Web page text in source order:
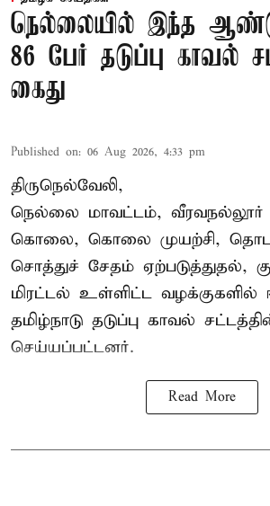
நெல்லையில் இந்த
86 பேர் தடுப்பு காவல்
கைது
Published on: 06 Aug 2026, 4:33 pm
திருநெல்வேலி,
நெல்லை மாவட்டம், வீரவநல்லூர்
கொலை, கொலை முயற்சி,
சொத்துச் சேதம் ஏற்படுத்துதல்,
மிரட்டல் உள்ளிட்ட வழக்குகளில்
தமிழ்நாடு தடுப்பு காவல்
செய்யப்பட்டனர்.
Read More